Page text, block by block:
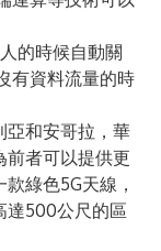
的時候自動關
有資料流量的時
亞和安哥拉，華
前者可以提供更
綠色5G天線，
達500公尺的區